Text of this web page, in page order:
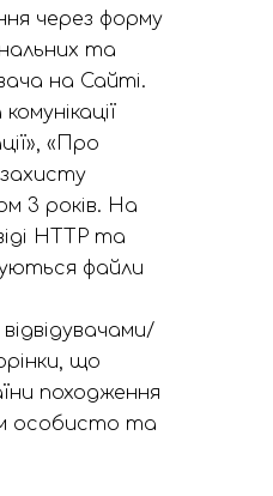
через форму
та
на Сайті.
«Про
3 років. На
HTTP та
файли
що
походження
особисто та